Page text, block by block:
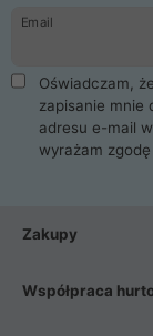
Email
Oświadczam,
zapisanie mnie
adresu e-mail
wyrażam
Zakupy
Współpraca